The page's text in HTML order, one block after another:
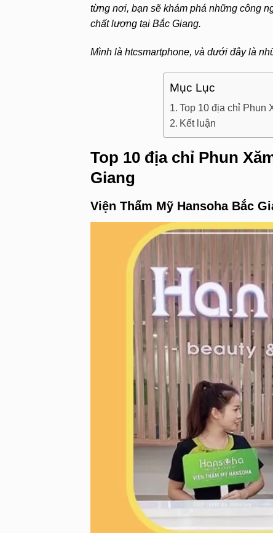
từng nơi, bạn sẽ khám phá những công
chất lượng tại Bắc Giang.
Mình là htcsmartphone, và dưới đây là
Mục Lục
Top 10 địa chỉ Phun
Kết luận
Top 10 địa chỉ Phun
Giang
Viện Thẩm Mỹ Hansoha Bắc